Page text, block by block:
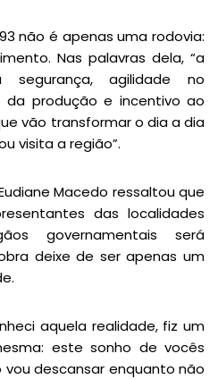
não é apenas uma rodovia:
Nas palavras dela, “a
segurança, agilidade no
da produção e incentivo ao
vão transformar o dia a dia
visita a região”.
Macedo ressaltou que
das localidades
governamentais será
deixe de ser apenas um
aquela realidade, fiz um
este sonho de vocês
vou descansar enquanto não